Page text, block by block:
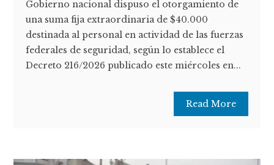
Gobierno nacional dispuso el otorgamiento de
una suma fija extraordinaria de $40.000
destinada al personal en actividad de las fuerzas
federales de seguridad, según lo establece el
Decreto 216/2026 publicado este miércoles en...
Read More